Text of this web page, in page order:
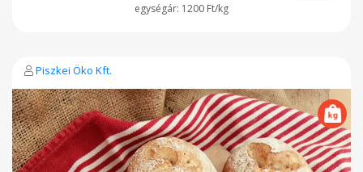
1200 Ft/kg
Piszkei Öko Kft.